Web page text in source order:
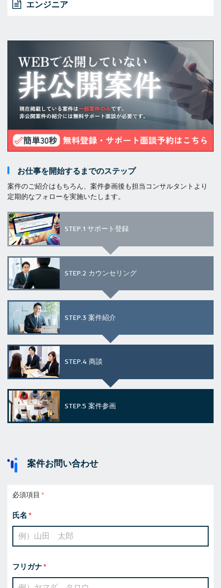
エンジニア
お仕事を開始するまでのステップ
案件のご紹介はもちろん、案件参画後も担当コンサルタントより
定期的なフォローを実施いたします。
STEP.1 サポート登録
STEP.2 カウンセリング
STEP.3 案件紹介
STEP.4 商談
STEP.5 案件参画
案件お問い合わせ
必須項目
氏名
フリガナ